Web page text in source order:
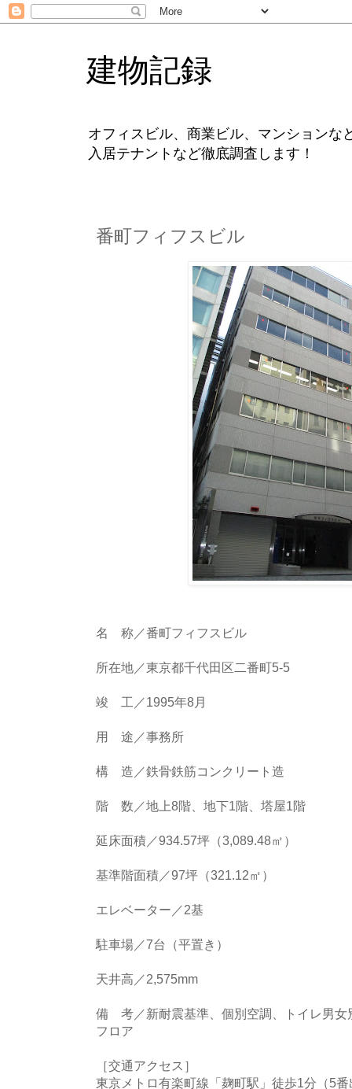
建物記録
オフィスビル、商業ビル、マンションな
入居テナントなど徹底調査します！
番町フィフスビル
名 称／番町フィフスビル
所在地／東京都千代田区二番町5-5
竣 工／1995年8月
用 途／事務所
構 造／鉄骨鉄筋コンクリート造
階 数／地上8階、地下1階、塔屋1階
延床面積／934.57坪（3,089.48㎡）
基準階面積／97坪（321.12㎡）
エレベーター／2基
駐車場／7台（平置き）
天井高／2,575mm
備 考／新耐震基準、個別空調、トイレ男女
フロア
［交通アクセス］
東京メトロ有楽町線「麹町駅」徒歩1分（5